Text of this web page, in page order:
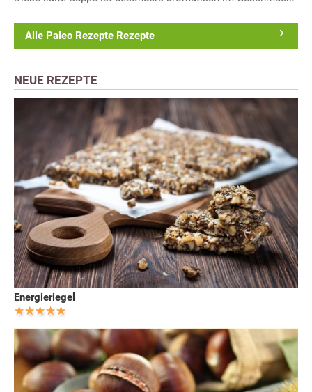
Alle Paleo Rezepte Rezepte
NEUE REZEPTE
Energieriegel